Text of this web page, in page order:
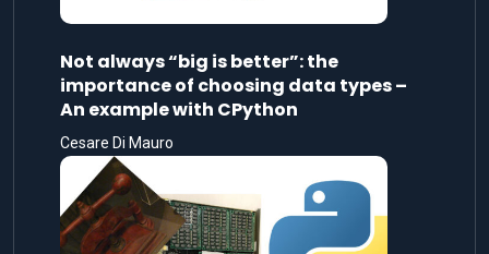
Not always “big is better”: the
importance of choosing data types –
An example with CPython
Cesare Di Mauro